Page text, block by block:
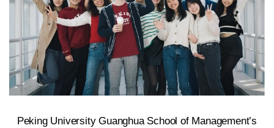
Peking University Guanghua School of Management’s